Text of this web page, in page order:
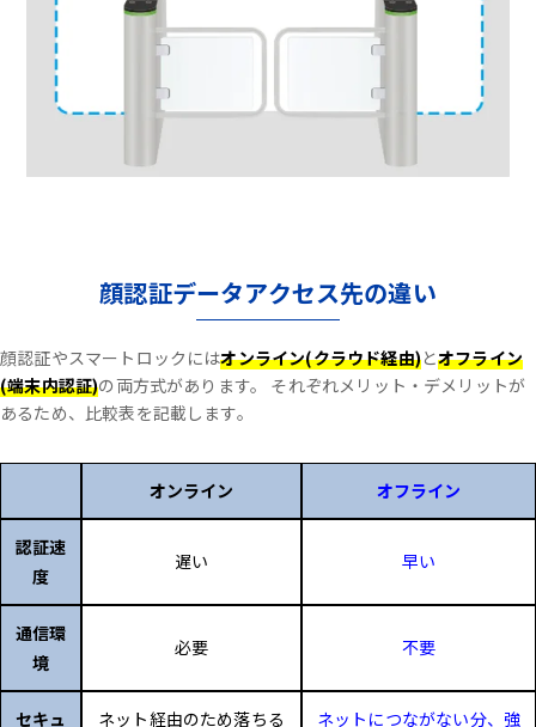
顔認証データアクセス先の違い
顔認証やスマートロックにはオンライン(クラウド経由)とオフライン
(端末内認証)の両方式があります。
それぞれメリット・デメリットが
あるため、比較表を記載します。
オンライン オフライン
認証速
度
遅い 早い
通信環
境
必要 不要
セキュ ネット経由のため落ちる ネットにつながない分、強